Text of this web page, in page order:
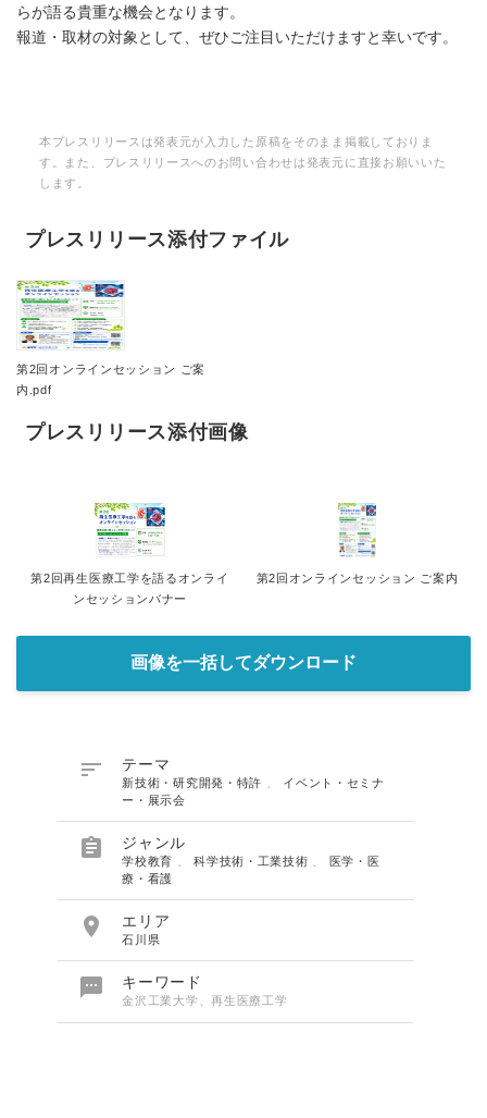
らが語る貴重な機会となります。
報道・取材の対象として、ぜひご注目いただけますと幸いです。
本プレスリリースは発表元が入力した原稿をそのまま掲載しておりま
す。また、プレスリリースへのお問い合わせは発表元に直接お願いいた
します。
プレスリリース添付ファイル
第2回オンラインセッション ご案
内.pdf
プレスリリース添付画像
第2回再生医療工学を語るオンライ
ンセッションバナー
第2回オンラインセッション ご案内
画像を一括してダウンロード
 テーマ
新技術・研究開発・特許
イベント・セミナ
ー・展示会
 ジャンル
学校教育 、科学技術・工業技術
医学・医
療・看護
 エリア
石川県
 キーワード
金沢工業大学、再生医療工学